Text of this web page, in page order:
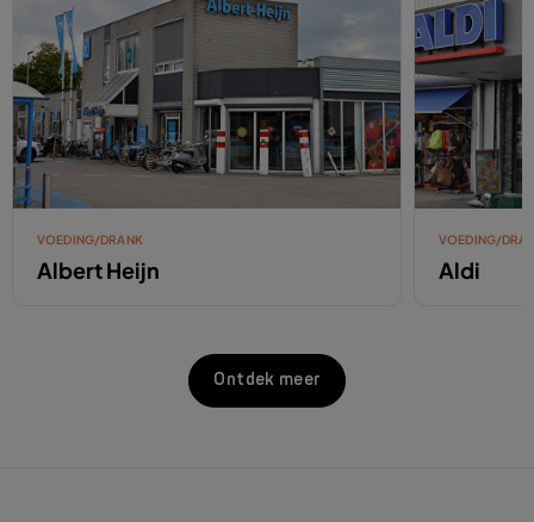
VOEDING/DRANK
Albert Heijn
VOEDING/
Aldi
Ontdek meer